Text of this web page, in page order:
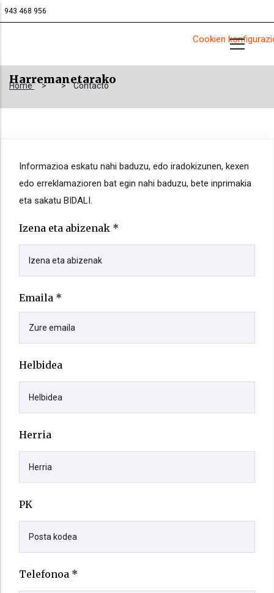
Skip
to
943 468 956
Harremanetarako
Home > > Contacto
Informazioa eskatu nahi baduzu, edo iradokizunen, kexen
edo erreklamazioren bat egin nahi baduzu, bete inprimakia
eta sakatu BIDALI.
Izena eta abizenak *
Emaila *
Helbidea
Herria
PK
Telefonoa *
Cookien